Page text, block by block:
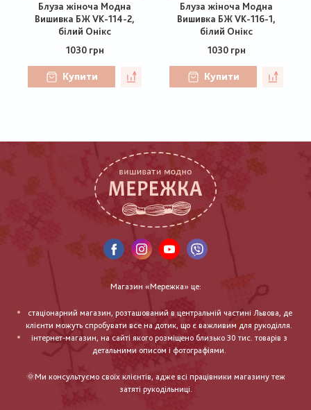
Блуза жіноча Модна
Вишивка БЖ VK-114-2,
білий Онікс
1030 грн
Купити
Блуза жіноча Модна
Вишивка БЖ VK-116-1,
білий Онікс
1030 грн
Купити
Магазин «Мережка» це:
стаціонарний магазин, розташований в центральній частині Львова, де
клієнти можуть спробувати все на дотик, що є важливим для рукоділля.
інтернет-магазин, на сайті якого розміщено близько 30 тис. товарів з
детальними описом і фотографіями.
🌞Ми консультуємо своїх клієнтів, адже всі працівники магазину теж
затяті рукодільниці.